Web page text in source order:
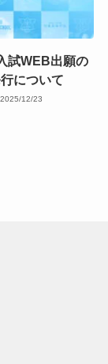
試WEB出願の
について
2025/12/23